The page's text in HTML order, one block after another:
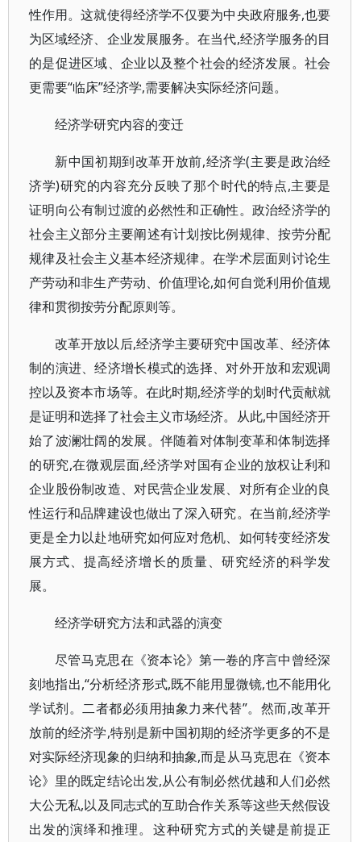
性作用。这就使得经济学不仅要为中央政府服务,也要
为区域经济、企业发展服务。在当代,经济学服务的目
的是促进区域、企业以及整个社会的经济发展。社会
更需要“临床”经济学,需要解决实际经济问题。
经济学研究内容的变迁
新中国初期到改革开放前,经济学(主要是政治经
济学)研究的内容充分反映了那个时代的特点,主要是
证明向公有制过渡的必然性和正确性。政治经济学的
社会主义部分主要阐述有计划按比例规律、按劳分配
规律及社会主义基本经济规律。在学术层面则讨论生
产劳动和非生产劳动、价值理论,如何自觉利用价值规
律和贯彻按劳分配原则等。
改革开放以后,经济学主要研究中国改革、经济体
制的演进、经济增长模式的选择、对外开放和宏观调
控以及资本市场等。在此时期,经济学的划时代贡献就
是证明和选择了社会主义市场经济。从此,中国经济开
始了波澜壮阔的发展。伴随着对体制变革和体制选择
的研究,在微观层面,经济学对国有企业的放权让利和
企业股份制改造、对民营企业发展、对所有企业的良
性运行和品牌建设也做出了深入研究。在当前,经济学
更是全力以赴地研究如何应对危机、如何转变经济发
展方式、提高经济增长的质量、研究经济的科学发
展。
经济学研究方法和武器的演变
尽管马克思在《资本论》第一卷的序言中曾经深
刻地指出,“分析经济形式,既不能用显微镜,也不能用化
学试剂。二者都必须用抽象力来代替”。然而,改革开
放前的经济学,特别是新中国初期的经济学更多的不是
对实际经济现象的归纳和抽象,而是从马克思在《资本
论》里的既定结论出发,从公有制必然优越和人们必然
大公无私,以及同志式的互助合作关系等这些天然假设
出发的演绎和推理。这种研究方式的关键是前提正